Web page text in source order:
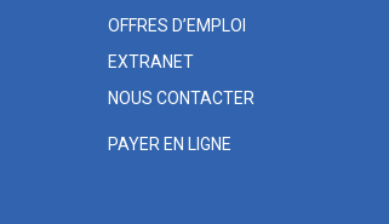
OFFRES D’EMPLOI
EXTRANET
NOUS CONTACTER
PAYER EN LIGNE